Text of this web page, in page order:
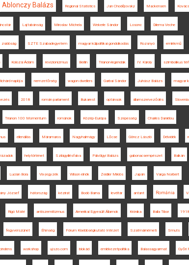
Ablonczy Balázs Regional Statistics Jan Chodějovský Mackensen
Lajtabánság Miroslav Michela Wekerle Sándor Losonc Dilema Veche
zsidóság SZTE Szabadegyetem magyar külpolitikai gondolkodás Rozsnyó emlékmű
Kolozsi Ádám revizionizmus Berlin Trianon-legendák IV. Károly szimbolikus
naplója nemzetőrség wagon dwellers Garbai Sándor Juhász Balázs magyar
2018 román parlament Bukarest optánsok államszerveződés Slovenia
Trianon 100 Momentum románok Közép-Európa Szepesség Charles Daniélou
ellenállás Máramaros Nagyhalmágy Lőcse Göncz László Délvidék
helytörténet Szilágyillésfalva Pálvölgyi Balázs gabonacsempészet Balkán
Lucian Boia Vix-jegyzék Wilson elnök Zeidler Miklós Japán Varga Norbert
József hátország kézirat Bodó Barna levéltár antant Románia
Rigó Máté antiszemitizmus Amerikai Egyesült Államok Krónika Balla Tibor
fegyverszünet Éhínség Fórum Kisebbségkutató Intézet Szatmárnémeti Smuts
workshop ujszo.com blokád emlékezetpolitika Balassagyarmat Győri